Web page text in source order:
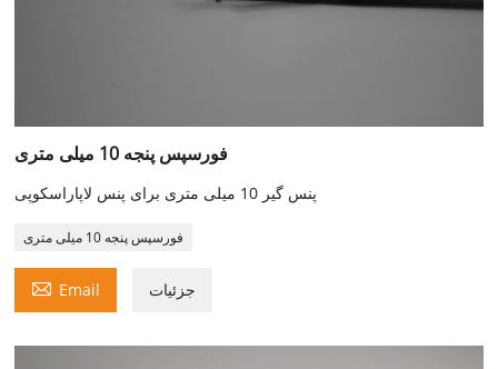
فورسپس پنجه 10 میلی متری
پنس گیر 10 میلی متری برای پنس لاپاراسکوپی
فورسپس پنجه 10 میلی متری
 Email جزئیات